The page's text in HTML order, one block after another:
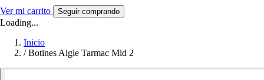
Ver mi carrito Seguir comprando
Loading...
Inicio
/ Botines Aigle Tarmac Mid 2